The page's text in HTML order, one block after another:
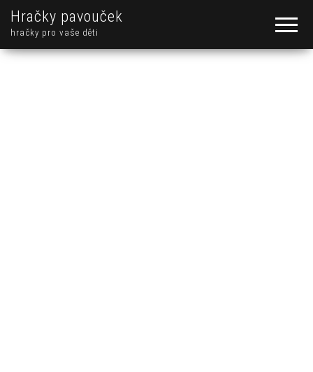
Hračky pavouček
hračky pro vaše děti